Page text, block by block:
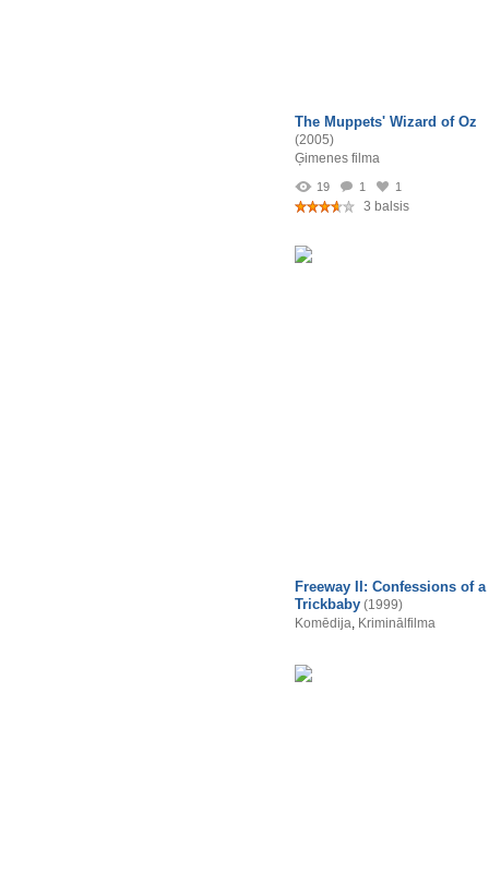
The Muppets' Wizard of Oz
(2005)
Ģimenes filma
19 1 1
3 balsis
Freeway II: Confessions of a
Trickbaby (1999)
Komēdija, Kriminālfilma